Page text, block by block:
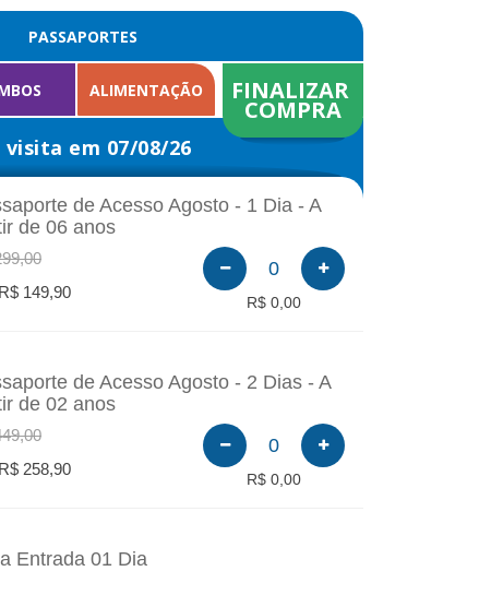
PASSAPORTES
ALIMENTAÇÃO FINALIZAR
COMPRA
em 07/08/26
de Acesso Agosto - 1 Dia - A
de 06 anos
149,90
0
R$ 0,00
de Acesso Agosto - 2 Dias - A
de 02 anos
258,90
0
R$ 0,00
Entrada 01 Dia